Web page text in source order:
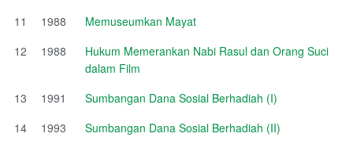
11
1988
Memuseumkan Mayat
12
1988
Hukum Memerankan Nabi Rasul dan Orang Suci
dalam Film
13
1991
Sumbangan Dana Sosial Berhadiah (I)
14
1993
Sumbangan Dana Sosial Berhadiah (II)